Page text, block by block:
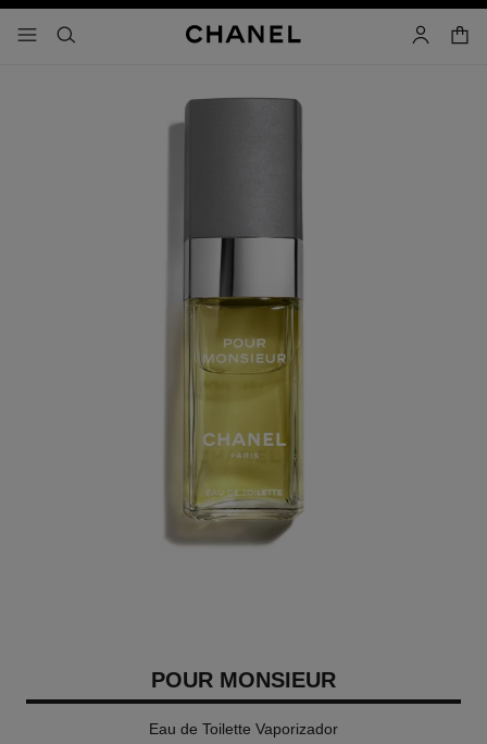
- navegación principal
buscar cuenta
POUR MONSIEUR
Eau de Toilette Vaporizador